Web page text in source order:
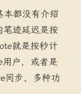
本都没有介绍
笔迹延迟是按
就是按秒计
户，或者是
同步、多种功